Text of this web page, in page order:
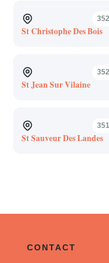
St Christophe Des Bois
St Jean Sur Vilaine
St Sauveur Des Landes
CONTACT